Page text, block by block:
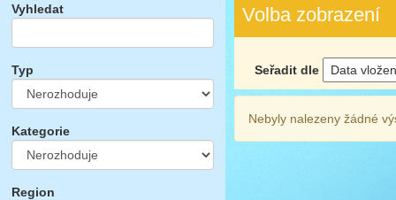
Vyhledat
Typ
Kategorie
Region
Volba zobrazení
Seřadit dle
Nebyly nalezeny žádné